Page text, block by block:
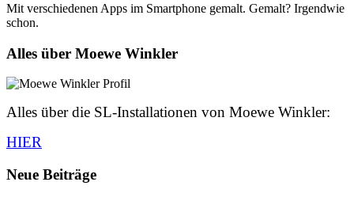
Mit verschiedenen Apps im Smartphone gemalt. Gemalt? Irgendwie
schon.
Alles über Moewe Winkler
Alles über die SL-Installationen von Moewe Winkler:
HIER
Neue Beiträge